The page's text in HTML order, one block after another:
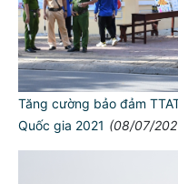
Tăng cường bảo đảm
Quốc gia 2021 (08/07/